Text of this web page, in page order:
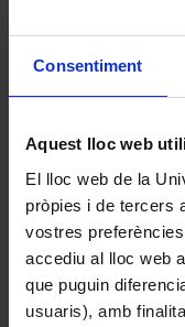
Consentiment
Aquest lloc web
El lloc web de la
pròpies i de tercers
vostres
accediu al lloc web
que puguin
usuaris), amb
El dispositiu
lateral fi
l’eix del
micromètric.
amb precisió
feix de llum
muntatge